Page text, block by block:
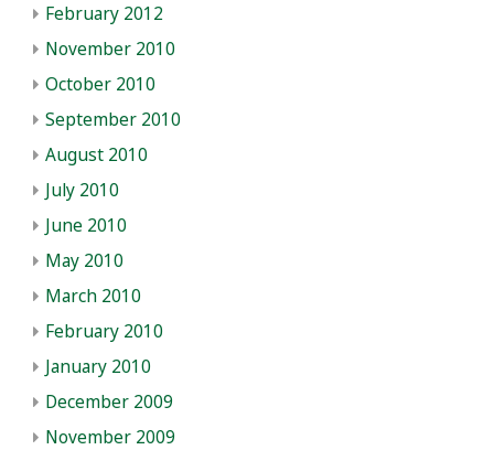
February 2012
November 2010
October 2010
September 2010
August 2010
July 2010
June 2010
May 2010
March 2010
February 2010
January 2010
December 2009
November 2009